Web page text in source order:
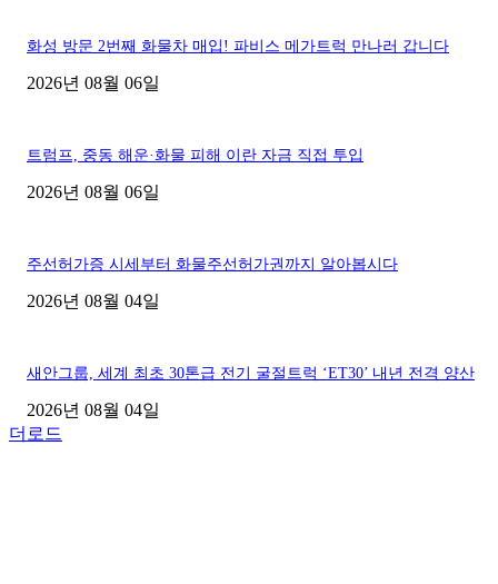
화성 방문 2번째 화물차 매입! 파비스 메가트럭 만나러 갑니다
2026년 08월 06일
트럼프, 중동 해운·화물 피해 이란 자금 직접 투입
2026년 08월 06일
주선허가증 시세부터 화물주선허가권까지 알아봅시다
2026년 08월 04일
새안그룹, 세계 최초 30톤급 전기 굴절트럭 ‘ET30’ 내년 전격 양산
2026년 08월 04일
더로드